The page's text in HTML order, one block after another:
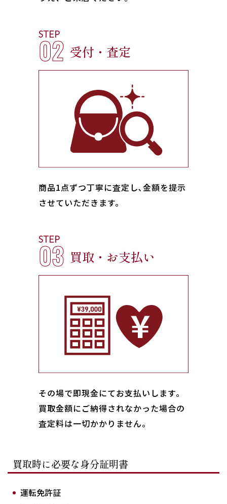
STEP
02 受付・査定
商品1点ずつ丁寧に査定し､金額を提示
させていただきます。
STEP
03 買取・お支払い
その場で即現金にてお支払いします｡
買取金額にご納得されなかった場合の
査定料は一切かかりません。
買取時に必要な身分証明書
運転免許証